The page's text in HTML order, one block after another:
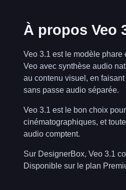
À propos Veo
Veo 3.1 est le modèle phare
Veo avec synthèse audio
au contenu visuel, en
sans passe audio séparée.
Veo 3.1 est le bon choix
cinématographiques, et
audio comptent.
Sur DesignerBox, Veo 3.1
Disponible sur le plan